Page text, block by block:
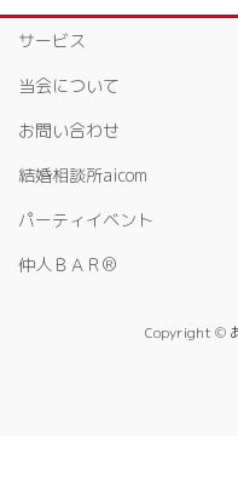
サービス
当会について
お問い合わせ
結婚相談所aicom
パーティイベント
仲人ＢＡＲ®
Copyright ©